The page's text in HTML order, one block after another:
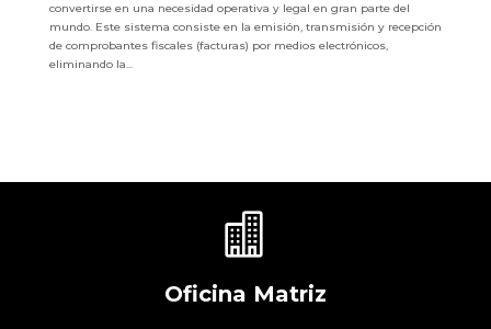
convertirse en una necesidad operativa y legal en gran parte del
mundo. Este sistema consiste en la emisión, transmisión y recepción
de comprobantes fiscales (facturas) por medios electrónicos,
eliminando la...

Oficina Matriz